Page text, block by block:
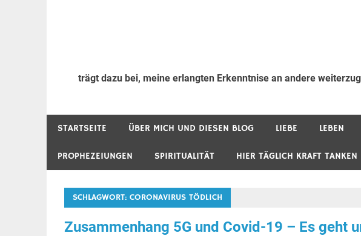
trägt dazu bei, meine erlangten Erkenntnise an andere
STARTSEITE ÜBER MICH UND DIESEN BLOG LIEBE LEBEN
PROPHEZEIUNGEN SPIRITUALITÄT HIER TÄGLICH KRAFT TANKEN
SCHLAGWORT: CORONAVIRUS TÖDLICH
Zusammenhang 5G und Covid-19 – Es geht